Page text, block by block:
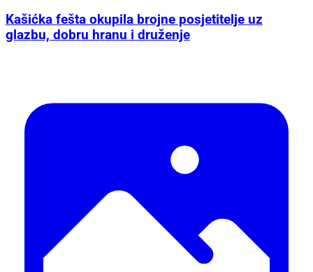
Kašićka fešta okupila brojne posjetitelje uz
glazbu, dobru hranu i druženje